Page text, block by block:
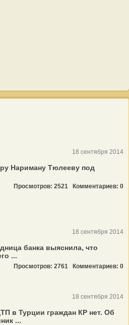
18 сентября 2014
Нариману Тюлееву под
Просмотров: 2521 Комментариев: 0
18 сентября 2014
банка выяснила, что
...
Просмотров: 2761 Комментариев: 0
18 сентября 2014
в Турции граждан КР нет. Об
...